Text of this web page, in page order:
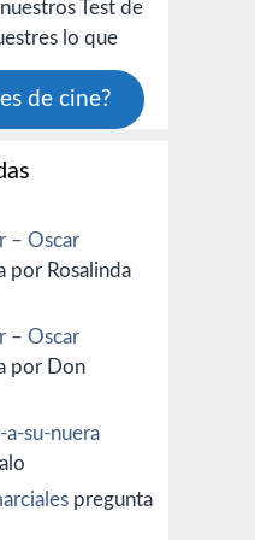
Test de
lo que
de cine?
– Oscar
por Rosalinda
– Oscar
por Don
a-su-nuera
pregunta